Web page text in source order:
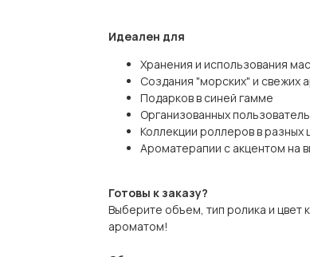
Идеален для
Хранения и использования
Создания "морских" и свежих
Подарков в синей гамме
Организованных
Коллекции роллеров в разных
Ароматерапии с акцентом на
Готовы к заказу?
Выберите объем, тип ролика и
ароматом!